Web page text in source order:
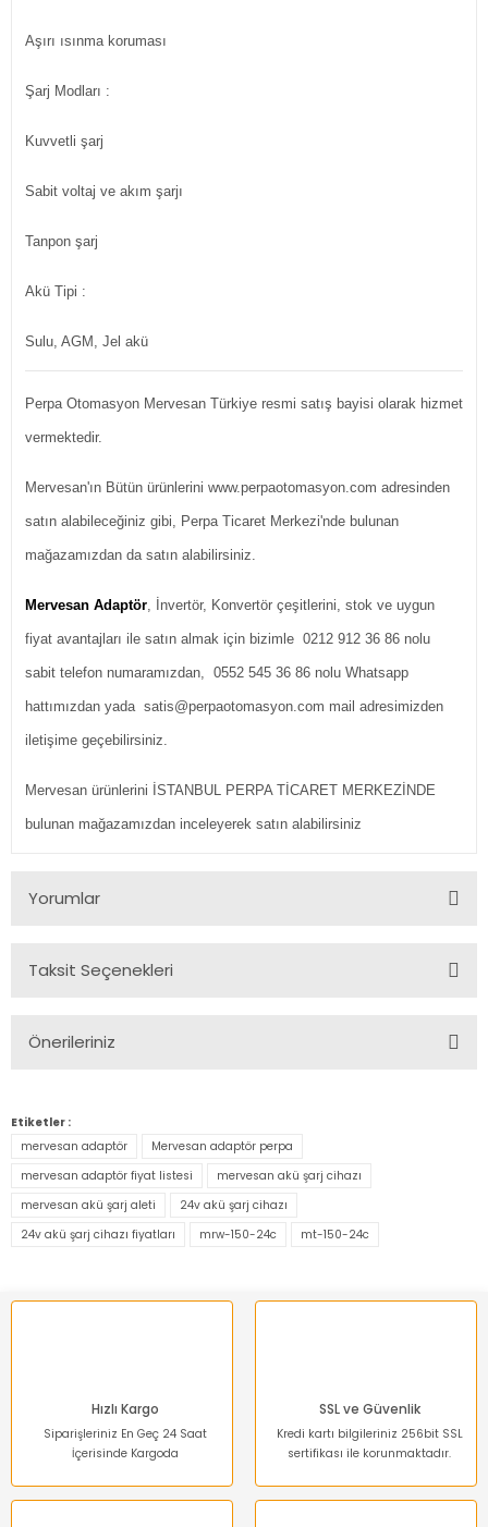
Aşırı ısınma koruması
Şarj Modları :
Kuvvetli şarj
Sabit voltaj ve akım şarjı
Tanpon şarj
Akü Tipi :
Sulu, AGM, Jel akü
Perpa Otomasyon Mervesan Türkiye resmi satış bayisi olarak hizmet
vermektedir.
Mervesan'ın Bütün ürünlerini www.perpaotomasyon.com adresinden
satın alabileceğiniz gibi, Perpa Ticaret Merkezi'nde bulunan
mağazamızdan da satın alabilirsiniz.
Mervesan Adaptör, İnvertör, Konvertör çeşitlerini, stok ve uygun
fiyat avantajları ile satın almak için bizimle 0212 912 36 86 nolu
sabit telefon numaramızdan, 0552 545 36 86 nolu Whatsapp
hattımızdan yada satis@perpaotomasyon.com mail adresimizden
iletişime geçebilirsiniz.
Mervesan ürünlerini İSTANBUL PERPA TİCARET MERKEZİNDE
bulunan mağazamızdan inceleyerek satın alabilirsiniz
Yorumlar
Taksit Seçenekleri
Önerileriniz
konularda yetersiz gördüğünüz noktaları öneri formunu
kullanarak tarafımıza iletebilirsiniz.
Görüş ve önerileriniz için teşekkür ederiz.
Ürün resmi kalitesiz, bozuk veya görüntülenemiyor.
Ürün açıklamasında eksik bilgiler bulunuyor.
Ürün fiyatı diğer sitelerden daha pahalı.
Gönder
Etiketler :
mervesan adaptör
Mervesan adaptör perpa
mervesan adaptör fiyat listesi
mervesan akü şarj cihazı
mervesan akü şarj aleti
24v akü şarj cihazı
24v akü şarj cihazı fiyatları
mrw-150-24c mt-150-24c
Hızlı Kargo
Siparişleriniz En Geç 24 Saat
İçerisinde Kargoda
SSL ve Güvenlik
Kredi kartı bilgileriniz 256bit SSL
sertifikası ile korunmaktadır.